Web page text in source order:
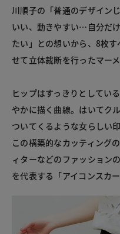
川順子の「普通のデザイン
いい、動きやすい…自分だ
たい」との想いから、8枚
せて立体裁断を行ったマー
ヒップはすっきりとしてい
やかに描く曲線。はいてク
ついてくるような女らしい
この構築的なカッティング
ィターなどのファッション
を代表する「アイコンスカ